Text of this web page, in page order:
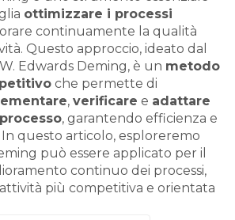
ottimizzare i processi
continuamente la qualità
Questo approccio, ideato dal
Edwards Deming, è un metodo
che permette di
, verificare e adattare
, garantendo efficienza e
questo articolo, esploreremo
può essere applicato per il
continuo dei processi,
più competitiva e orientata